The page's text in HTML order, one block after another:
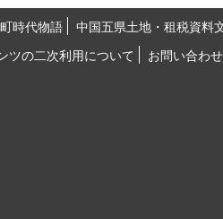
時代物語
中国五県土地・租税資料
ツの二次利用について
お問い合わせ